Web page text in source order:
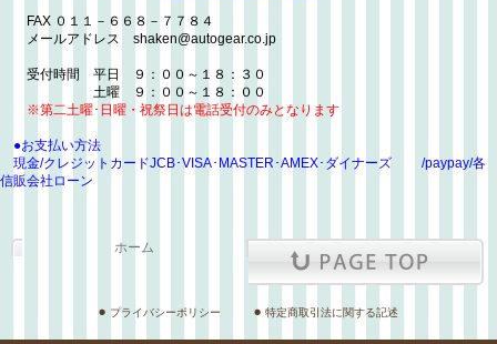
FAX ０１１－６６８－７７８４
メールアドレス shaken@autogear.co.jp
受付時間 平日 ９：００～１８：３０
土曜 ９：００～１８：００
※第二土曜･日曜・祝祭日は電話受付のみとなります
●お支払い方法
現金/クレジットカードJCB･VISA･MASTER･AMEX･ダイナーズ /paypay/各
信販会社ローン
ホーム
プライバシーポリシー 特定商取引法に関する記述